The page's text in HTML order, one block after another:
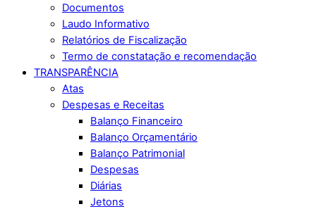
Documentos
Laudo Informativo
Relatórios de Fiscalização
Termo de constatação e recomendação
TRANSPARÊNCIA
Atas
Despesas e Receitas
Balanço Financeiro
Balanço Orçamentário
Balanço Patrimonial
Despesas
Diárias
Jetons